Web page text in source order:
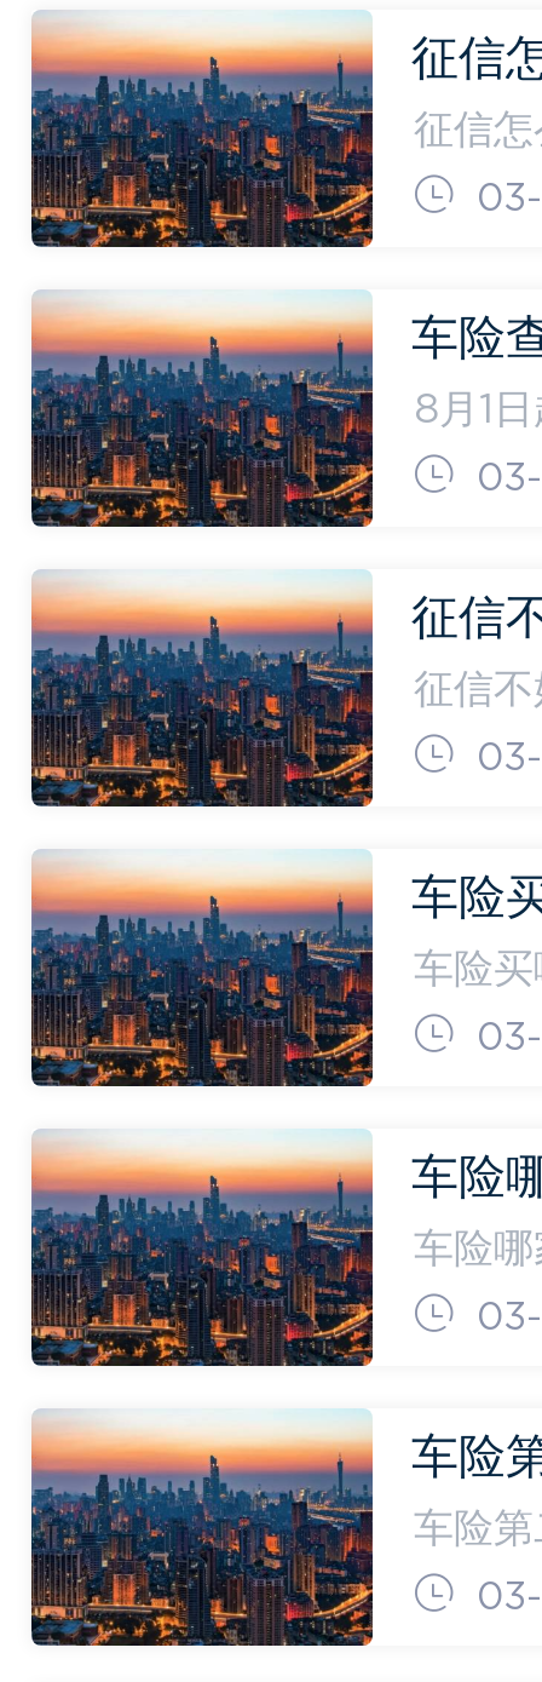
的按
征信
信息)
征信
信中
员；3
车险
查询
8月1
意见
介机
征信
一个
征信
信用
录，
车险
够了
了知
车险
车船
是指
车险
(车险
车险
由保
上，
车险
买最
少)
车险
划算